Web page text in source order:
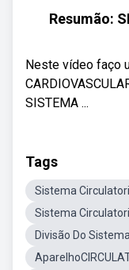
Resumão:
Neste vídeo faço
SISTEMA ...
Tags
Sistema
Sistema
Divisão Do